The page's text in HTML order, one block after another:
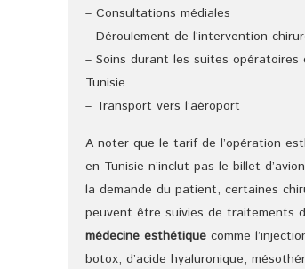
– Consultations médiales
– Déroulement de l‘intervention
– Soins durant les suites opératoires
Tunisie
– Transport vers l’aéroport
A noter que le tarif de l’opération
en Tunisie n’inclut pas le billet
la demande du patient, certaines
peuvent être suivies de traitements
médecine esthétique comme
botox, d’acide hyaluronique,